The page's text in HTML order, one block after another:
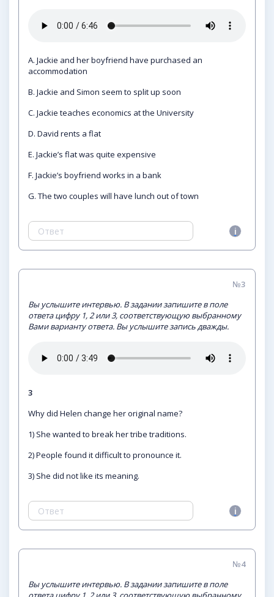
A. Jackie and her boyfriend have purchased an
accommodation
B. Jackie and Simon seem to split up soon
C. Jackie teaches economics at the University
D. David rents a flat
E. Jackie’s flat was quite expensive
F. Jackie’s boyfriend works in a bank
G. The two couples will have lunch out of town
№3
Вы услышите интервью. В задании запишите в поле
ответа цифру 1, 2 или 3, соответствующую выбранному
Вами варианту ответа. Вы услышите запись дважды.
3
Why did Helen change her original name?
1) She wanted to break her tribe traditions.
2) People found it difficult to pronounce it.
3) She did not like its meaning.
№4
Вы услышите интервью. В задании запишите в поле